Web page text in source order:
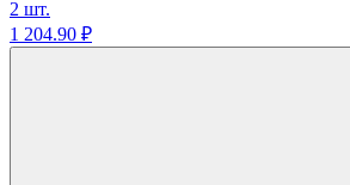
2 шт.
1 204.90 ₽